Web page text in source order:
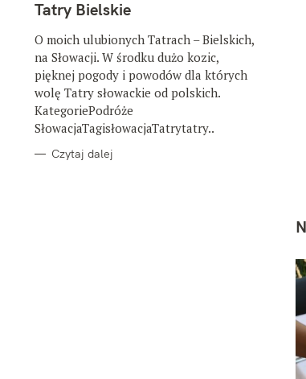
T
E
O
R
I
Tatry Bielskie
O moich ulubionych Tatrach – Bielskich,
na Słowacji. W środku dużo kozic,
pięknej pogody i powodów dla których
wolę Tatry słowackie od polskich.
KategoriePodróże
SłowacjaTagisłowacjaTatrytatry..
Czytaj dalej